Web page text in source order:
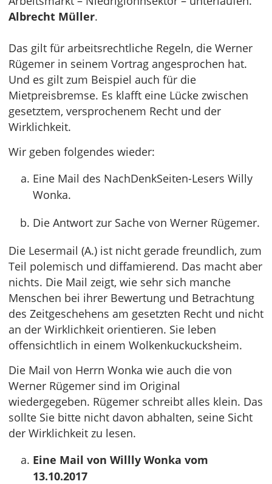
Albrecht Müller.
Das gilt für arbeitsrechtliche Regeln, die Werner
Rügemer in seinem Vortrag angesprochen hat.
Und es gilt zum Beispiel auch für die
Mietpreisbremse. Es klafft eine Lücke zwischen
gesetztem, versprochenem Recht und der
Wirklichkeit.
Wir geben folgendes wieder:
Eine Mail des NachDenkSeiten-Lesers Willy
Wonka.
Die Antwort zur Sache von Werner Rügemer.
Die Lesermail (A.) ist nicht gerade freundlich, zum
Teil polemisch und diffamierend. Das macht aber
nichts. Die Mail zeigt, wie sehr sich manche
Menschen bei ihrer Bewertung und Betrachtung
des Zeitgeschehens am gesetzten Recht und nicht
an der Wirklichkeit orientieren. Sie leben
offensichtlich in einem Wolkenkuckucksheim.
Die Mail von Herrn Wonka wie auch die von
Werner Rügemer sind im Original
wiedergegeben. Rügemer schreibt alles klein. Das
sollte Sie bitte nicht davon abhalten, seine Sicht
der Wirklichkeit zu lesen.
Eine Mail von Willly Wonka vom
13.10.2017